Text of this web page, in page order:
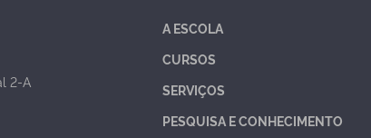
2-A
A ESCOLA
CURSOS
SERVIÇOS
PESQUISA E CONHECIMENTO